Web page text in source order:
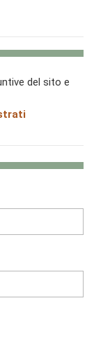
del sito e